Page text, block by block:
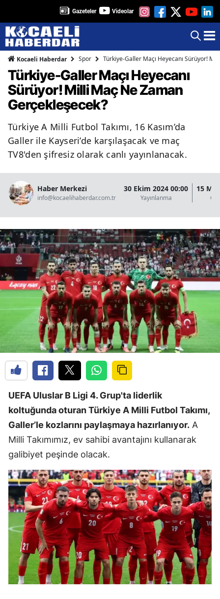
Gazeteler Videolar
Kocaeli Haberdar Spor Türkiye-Galler Maçı Heyecanı Sürüyor!
Türkiye-Galler Maçı Heyecanı
Sürüyor! Milli Maç Ne Zaman
Gerçekleşecek?
Türkiye A Milli Futbol Takımı, 16 Kasım’da
Galler ile Kayseri’de karşılaşacak ve maç
TV8'den şifresiz olarak canlı yayınlanacak.
Haber Merkezi
info@kocaelihaberdar.com.tr
30 Ekim 2024 00:00
Yayınlanma
15
UEFA Uluslar B Ligi 4. Grup'ta liderlik
koltuğunda oturan Türkiye A Milli Futbol Takımı,
Galler’le kozlarını paylaşmaya hazırlanıyor. A
Milli Takımımız, ev sahibi avantajını kullanarak
galibiyet peşinde olacak.